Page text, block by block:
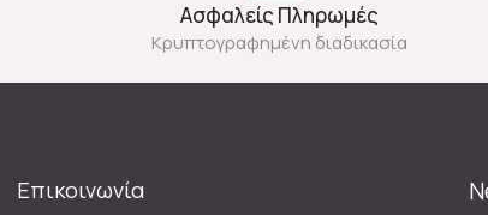
Ασφαλείς Πληρωμές
Κρυπτογραφημένη διαδικασία
Επικοινωνία